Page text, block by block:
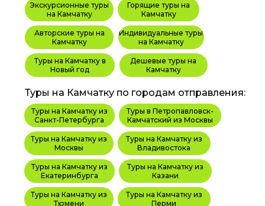
Авторские туры на
Камчатку
Экскурсионные туры
на Камчатку
Туры на Камчатку в
Новый год
Индивидуальные туры
на Камчатку
Дешевые туры на
Камчатку
Горящие туры на
Камчатку
Туры на Камчатку из
Владивостока
Туры на Камчатку из
Москвы
Туры на Камчатку из
Казани
Туры на Камчатку из
Перми
Туры в Петропавловск-
Камчатский из Москвы
Туры на Камчатку из
Тюмени
Туры на Камчатку из
Екатеринбурга
Туры на Камчатку из
Санкт-Петербурга
Туры на Камчатку по городам отправления: